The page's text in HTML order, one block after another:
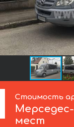
Стоимость
мест